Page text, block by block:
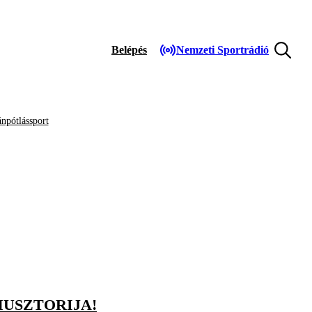
Belépés Nemzeti Sportrádió